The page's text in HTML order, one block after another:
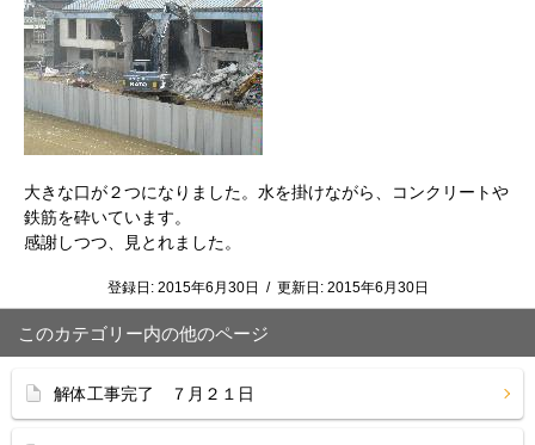
大きな口が２つになりました。水を掛けながら、コンクリートや
鉄筋を砕いています。
感謝しつつ、見とれました。
登録日: 2015年6月30日 / 更新日: 2015年6月30日
このカテゴリー内の他のページ
解体工事完了 ７月２１日